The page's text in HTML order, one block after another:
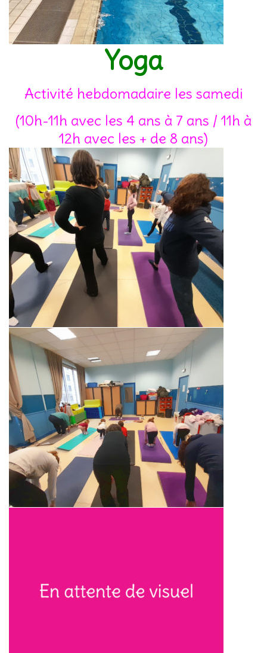
Yoga
Activité hebdomadaire les samedi
(10h-11h avec les 4 ans à 7 ans / 11h à
12h avec les + de 8 ans)